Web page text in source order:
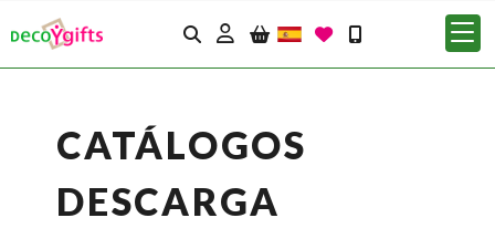
Identifícate
CATÁLOGOS
DESCARGA